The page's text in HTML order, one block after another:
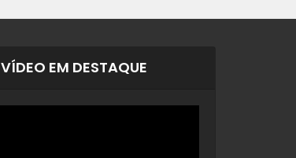
VÍDEO EM DESTAQUE